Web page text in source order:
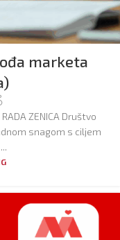
marketa
ZENICA Društvo
snagom s ciljem